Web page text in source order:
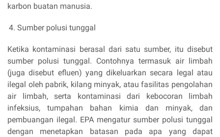
karbon buatan manusia.
Sumber polusi tunggal
Ketika kontaminasi berasal dari satu sumber, itu disebut
sumber polusi tunggal. Contohnya termasuk air limbah
(juga disebut efluen) yang dikeluarkan secara legal atau
ilegal oleh pabrik, kilang minyak, atau fasilitas pengolahan
air limbah, serta kontaminasi dari kebocoran limbah
infeksius, tumpahan bahan kimia dan minyak, dan
pembuangan ilegal. EPA mengatur sumber polusi tunggal
dengan menetapkan batasan pada apa yang dapat